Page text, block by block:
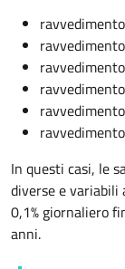
In questi casi, le
diverse e variabili
0,1% giornaliero
anni.